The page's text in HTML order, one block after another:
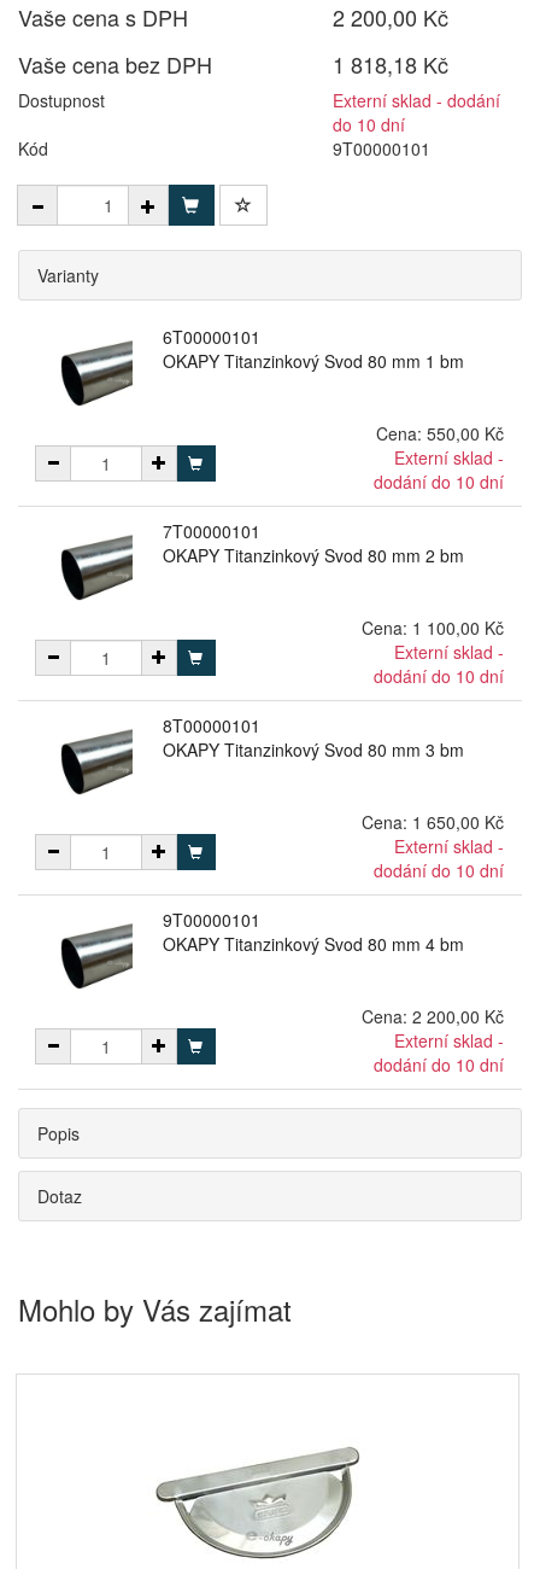
Vaše cena s DPH
2 200,00 Kč
Vaše cena bez DPH
1 818,18 Kč
Dostupnost
Externí sklad - dodání
do 10 dní
Kód
9T00000101
Varianty
6T00000101
OKAPY Titanzinkový Svod 80 mm 1 bm
Cena: 550,00 Kč
Externí sklad -
dodání do 10 dní
7T00000101
OKAPY Titanzinkový Svod 80 mm 2 bm
Cena: 1 100,00 Kč
Externí sklad -
dodání do 10 dní
8T00000101
OKAPY Titanzinkový Svod 80 mm 3 bm
Cena: 1 650,00 Kč
Externí sklad -
dodání do 10 dní
9T00000101
OKAPY Titanzinkový Svod 80 mm 4 bm
Cena: 2 200,00 Kč
Externí sklad -
dodání do 10 dní
Popis
Dotaz
Mohlo by Vás zajímat